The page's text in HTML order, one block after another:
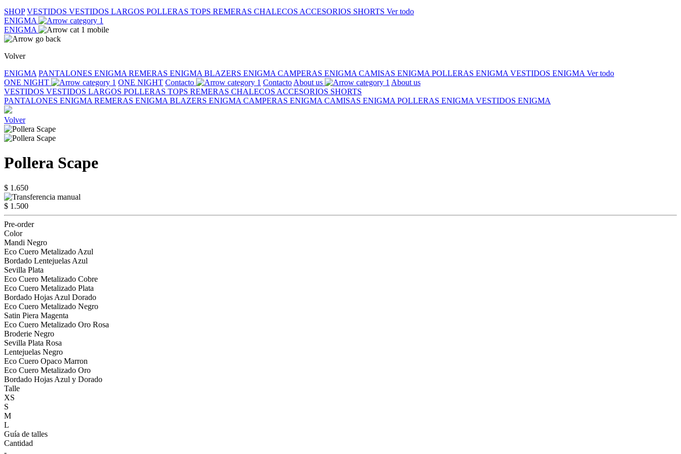
SHOP VESTIDOS VESTIDOS LARGOS POLLERAS TOPS REMERAS CHALECOS ACCESORIOS SHORTS Ver todo
ENIGMA
ENIGMA
Volver
ENIGMA PANTALONES ENIGMA REMERAS ENIGMA BLAZERS ENIGMA CAMPERAS ENIGMA CAMISAS ENIGMA POLLERAS ENIGMA VESTIDOS ENIGMA Ver todo
ONE NIGHT
ONE NIGHT Contacto Contacto About us
About us
VESTIDOS VESTIDOS LARGOS POLLERAS TOPS REMERAS CHALECOS ACCESORIOS SHORTS
PANTALONES ENIGMA REMERAS ENIGMA BLAZERS ENIGMA CAMPERAS ENIGMA CAMISAS ENIGMA POLLERAS ENIGMA VESTIDOS ENIGMA
Volver
Pollera Scape
$ 1.650
$ 1.500
Pre-order
Color
Mandi Negro
Eco Cuero Metalizado Azul
Bordado Lentejuelas Azul
Sevilla Plata
Eco Cuero Metalizado Cobre
Eco Cuero Metalizado Plata
Bordado Hojas Azul Dorado
Eco Cuero Metalizado Negro
Satin Piera Magenta
Eco Cuero Metalizado Oro Rosa
Broderie Negro
Sevilla Plata Rosa
Lentejuelas Negro
Eco Cuero Opaco Marron
Eco Cuero Metalizado Oro
Bordado Hojas Azul y Dorado
Talle
XS
S
M
L
Guía de talles
Cantidad
-